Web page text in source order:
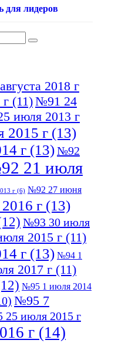
для лидеров
2018 г
(11)№91 24
июля 2013 г
2015 г (13)
г (13)№92
21 июля
г (6) №92 27 июня
г (13)
№93 30 июля
2015 г (11)
г (13) №94 1
2017 г (11)
№95 1 июля 2014
№95 7
июля 2015 г
г (14)